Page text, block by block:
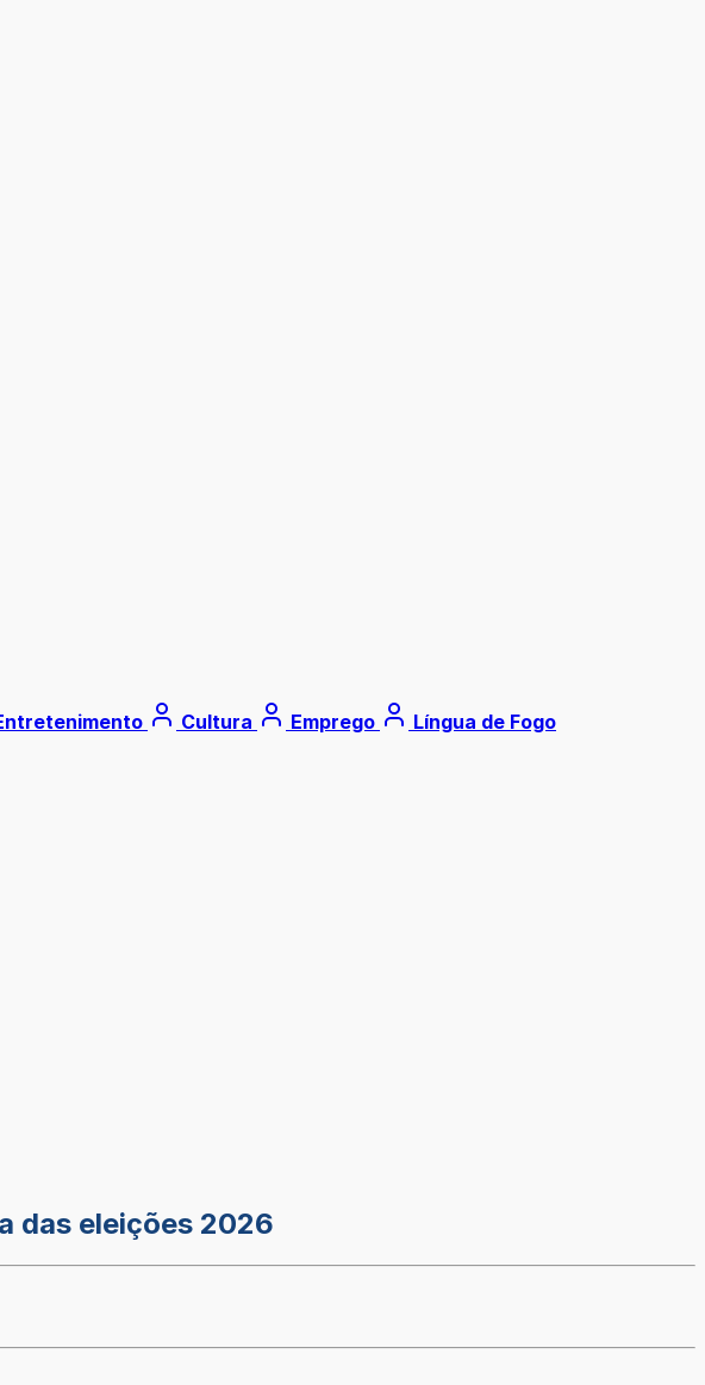
Cultura Emprego Língua de Fogo
das eleições 2026